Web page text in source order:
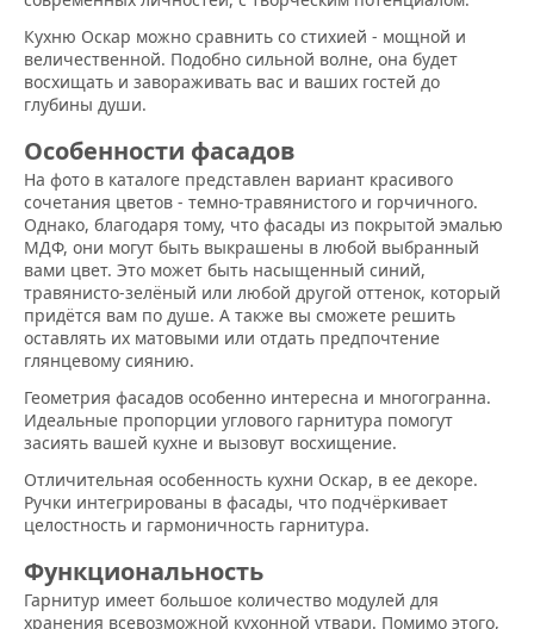
Кухню Оскар можно сравнить со стихией - мощной и
величественной. Подобно сильной волне, она будет
восхищать и завораживать вас и ваших гостей до
глубины души.
Особенности фасадов
На фото в каталоге представлен вариант красивого
сочетания цветов - темно-травянистого и горчичного.
Однако, благодаря тому, что фасады из покрытой эмалью
МДФ, они могут быть выкрашены в любой выбранный
вами цвет. Это может быть насыщенный синий,
травянисто-зелёный или любой другой оттенок, который
придётся вам по душе. А также вы сможете решить
оставлять их матовыми или отдать предпочтение
глянцевому сиянию.
Геометрия фасадов особенно интересна и многогранна.
Идеальные пропорции углового гарнитура помогут
засиять вашей кухне и вызовут восхищение.
Отличительная особенность кухни Оскар, в ее декоре.
Ручки интегрированы в фасады, что подчёркивает
целостность и гармоничность гарнитура.
Функциональность
Гарнитур имеет большое количество модулей для
хранения всевозможной кухонной утвари. Помимо этого,